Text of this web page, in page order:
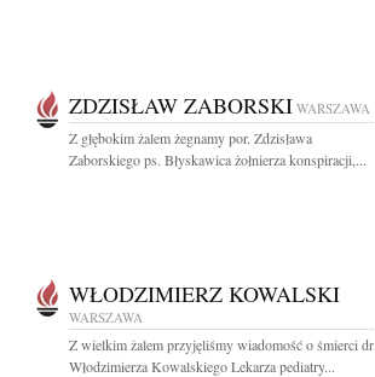
ZDZISŁAW ZABORSKI WARSZAWA
Z głębokim żalem żegnamy por. Zdzisława
Zaborskiego ps. Błyskawica żołnierza konspiracji,...
WŁODZIMIERZ KOWALSKI
WARSZAWA
Z wielkim żalem przyjęliśmy wiadomość o śmierci dr
Włodzimierza Kowalskiego Lekarza pediatry...